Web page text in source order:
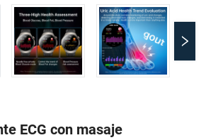
ECG con masaje